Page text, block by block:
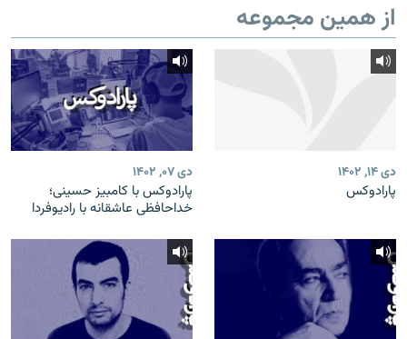
از همین مجموعه
دی ۱۴, ۱۴۰۲
پارادوکس
دی ۰۷, ۱۴۰۲
پارادوکس با کامبیز حسینی؛
خداحافظی عاشقانه با رادیوفردا